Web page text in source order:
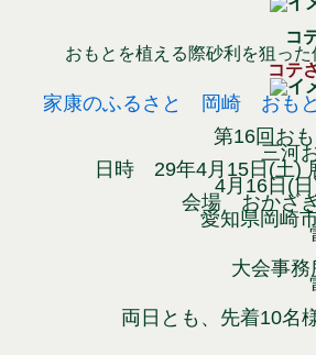
コ
おもとを植える際砂利を狙っ
コテ
家康のふるさと 岡崎 おも
第16回お
三河おも
日時 29年4月15日(土)
4月16日(日) 展覧
会場 おかざ
愛知県岡崎市阿
電話
大会事
電話
両日とも、先着10名